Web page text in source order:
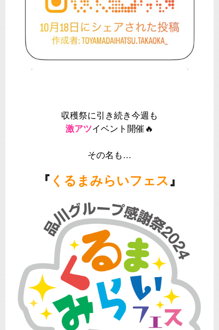
収穫祭に引き続き今週も
激アツイベント開催🔥
その名も…
『 くるまみらいフェス 』